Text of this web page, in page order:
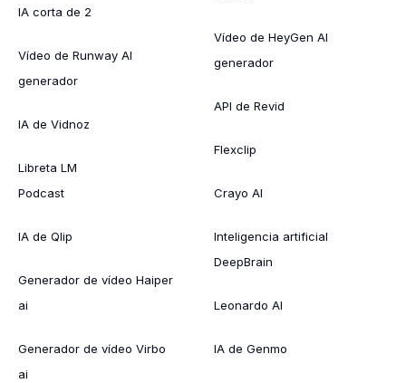
IA corta de 2
Vídeo de Runway AI
generador
IA de Vidnoz
Libreta LM
Podcast
IA de Qlip
Generador de vídeo Haiper
ai
Generador de vídeo Virbo
ai
Vídeo de HeyGen AI
generador
API de Revid
Flexclip
Crayo AI
Inteligencia artificial
DeepBrain
Leonardo AI
IA de Genmo